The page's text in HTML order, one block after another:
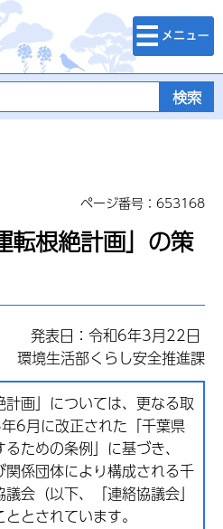
検索・メニュ
ー
ページ番号：653168
転根絶計画」の策
発表日：令和6年3月22日
環境生活部くらし安全推進課
画」については、更なる取
6月に改正された「千葉県
ための条例」に基づき、
係団体により構成される千
会（以下、「連絡協議会」
とされています。